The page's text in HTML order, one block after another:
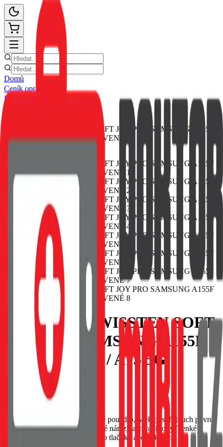
Domů
Ceník oprav
E-shop
POUZDRO SWISSTEN SOFT
JOY PRO SAMSUNG A155F
GALAXY A15 / A15 5G
ČERVENÉ
8595217484078
SWISSTEN Soft Joy silikonové pouzdro, Měkký soft-touch povrch
příjemný na dotek, Tlumí drobné nárazy a chrání rohy, Tenké
provedení s přesnými výřezy pro tlačítka a konektory.